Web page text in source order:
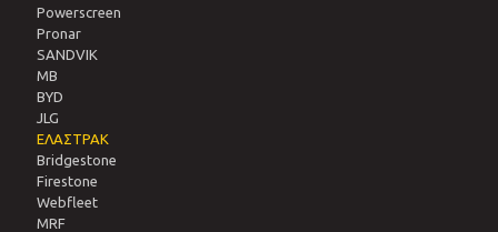
Powerscreen
Pronar
SANDVIΚ
MB
BYD
JLG
ΕΛΑΣΤΡΑΚ
Bridgestone
Firestone
Webfleet
MRF